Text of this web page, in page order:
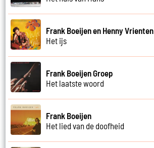
Frank Boeijen en Henny Vrienten
Het ijs
Frank Boeijen Groep
Het laatste woord
Frank Boeijen
Het lied van de doofheid